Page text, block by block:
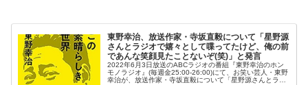
東野幸治、放送作家・寺坂直毅について「星野源
さんとラジオで嬉々として喋ってたけど、俺の前
であんな笑顔見たことないぞ(笑)」と発言
2022年6月3日放送のABCラジオの番組『東野幸治のホン
モノラジオ』(毎週金25:00-26:00)にて、お笑い芸人・東野
幸治が、放送作家・寺坂直毅について「星野源さんとラジ